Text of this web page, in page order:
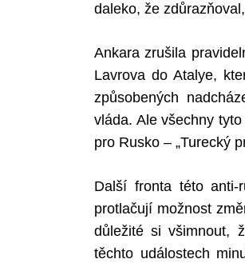
daleko, že
Ankara zrušila
Lavrova do Atalye,
způsobených
vláda. Ale všechny
pro Rusko – „Turecký
Další fronta této anti-
protlačují možnost
důležité si všimnout,
těchto událostech